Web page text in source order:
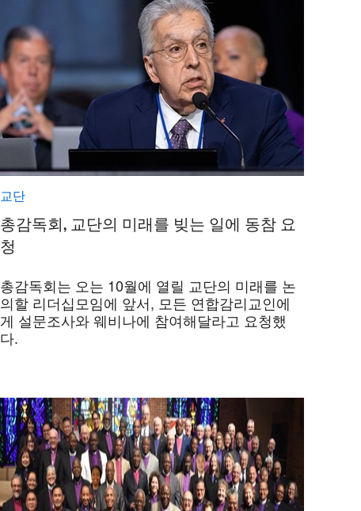
교단
총감독회, 교단의 미래를 빚는 일에 동참 요
청
총감독회는 오는 10월에 열릴 교단의 미래를 논
의할 리더십모임에 앞서, 모든 연합감리교인에
게 설문조사와 웨비나에 참여해달라고 요청했
다.